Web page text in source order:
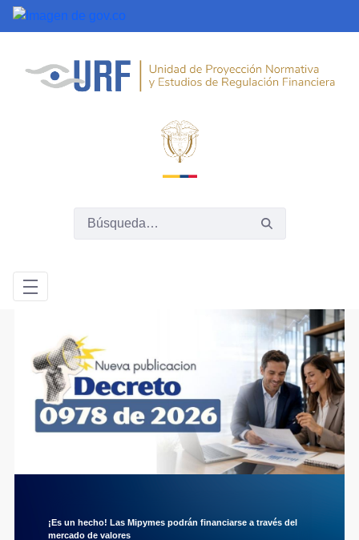
Saltar al contenido principal
¡Es un hecho! Las Mipymes podrán financiarse a través del
mercado de valores